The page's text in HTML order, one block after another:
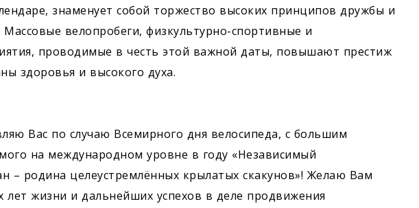
знаменует собой торжество высоких принципов дружбы и
велопробеги, физкультурно-спортивные и
проводимые в честь этой важной даты, повышают престиж
здоровья и высокого духа.
Вас по случаю Всемирного дня велосипеда, с большим
на международном уровне в году «Независимый
– родина целеустремлённых крылатых скакунов»! Желаю Вам
лет жизни и дальнейших успехов в деле продвижения